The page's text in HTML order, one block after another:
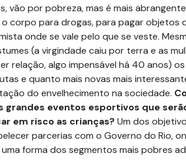
vão por pobreza, mas é mais
o corpo para drogas, para pagar objetos
onde se vale pelo que se veste.
(a virgindade caiu por terra e as
relação, algo impensável há 40 anos)
e quanto mais novas mais
do envelhecimento na sociedade.
grandes eventos esportivos que
em risco as crianças? Um dos
parcerias com o Governo do Rio,
forma dos segmentos mais pobres